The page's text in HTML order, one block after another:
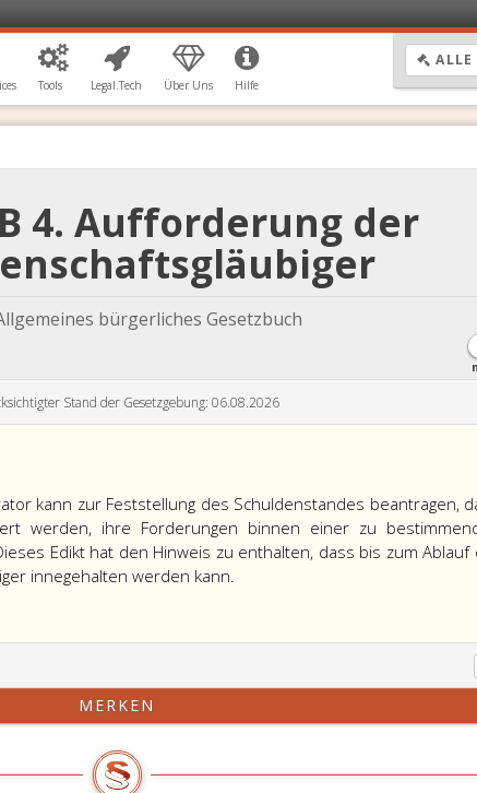
Tools Legal.Tech Über Uns Hilfe
ALLE
4. Aufforderung der
bürgerliches Gesetzbuch
Stand der Gesetzgebung: 06.08.2026
kann zur Feststellung des Schuldenstandes beantragen,
werden, ihre Forderungen binnen einer zu
Edikt hat den Hinweis zu enthalten, dass bis zum Ablauf
innegehalten werden kann.
MERKEN